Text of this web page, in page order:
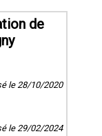
de
le 28/10/2020
le 29/02/2024